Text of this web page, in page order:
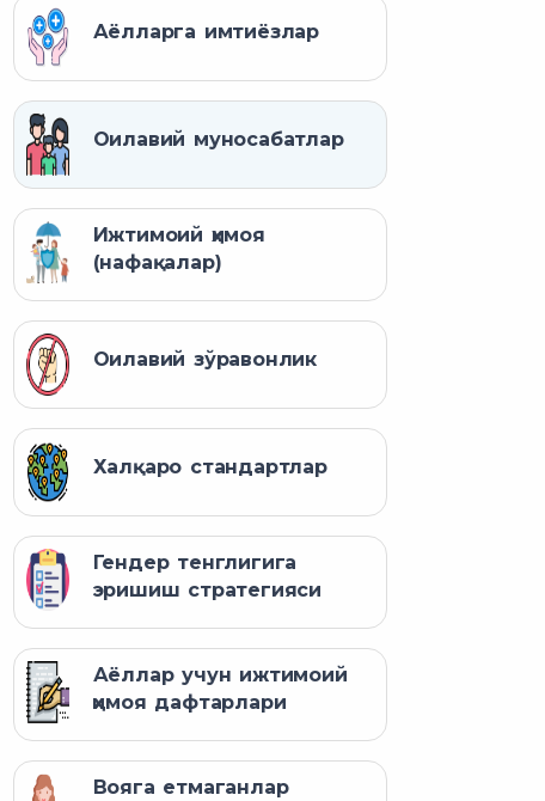
Аёлларга имтиёзлар
Оилавий муносабатлар
Ижтимоий ҳимоя
(нафақалар)
Оилавий зўравонлик
Халқаро стандартлар
Гендер тенглигига
эришиш стратегияси
Аёллар учун ижтимоий
ҳимоя дафтарлари
Вояга етмаганлар